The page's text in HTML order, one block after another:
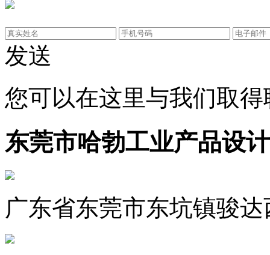
发送
您可以在这里与我们取
东莞市哈勃工业产品设
广东省东莞市东坑镇骏